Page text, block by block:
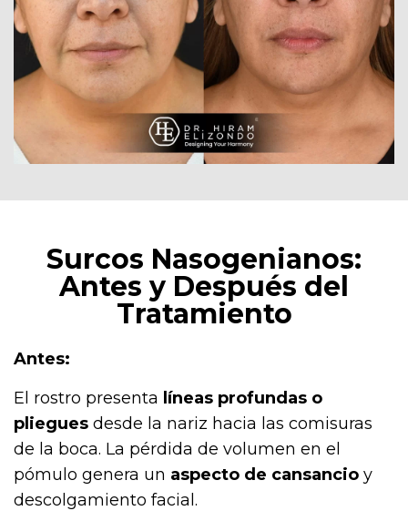
Surcos Nasogenianos:
Antes y Después del
Tratamiento
Antes:
El rostro presenta líneas profundas o
pliegues desde la nariz hacia las comisuras
de la boca. La pérdida de volumen en el
pómulo genera un aspecto de cansancio y
descolgamiento facial.